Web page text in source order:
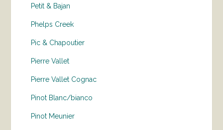
Petit & Bajan
Phelps Creek
Pic & Chapoutier
Pierre Vallet
Pierre Vallet Cognac
Pinot Blanc/bianco
Pinot Meunier